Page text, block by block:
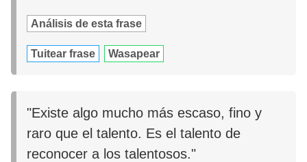
Análisis de esta frase
Tuitear frase Wasapear
"Existe algo mucho más escaso, fino y
raro que el talento. Es el talento de
reconocer a los talentosos."